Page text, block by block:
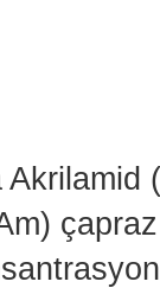
çapraz